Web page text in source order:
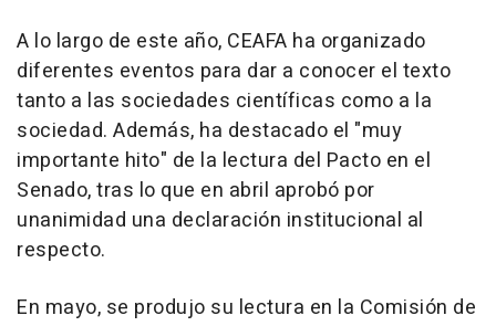
A lo largo de este año, CEAFA ha organizado
diferentes eventos para dar a conocer el texto
tanto a las sociedades científicas como a la
sociedad. Además, ha destacado el "muy
importante hito" de la lectura del Pacto en el
Senado, tras lo que en abril aprobó por
unanimidad una declaración institucional al
respecto.
En mayo, se produjo su lectura en la Comisión de